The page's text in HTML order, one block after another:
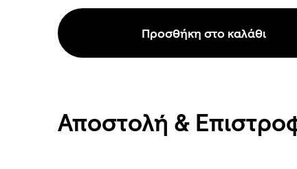
Προσθήκη στο καλάθι
Αποστολή &